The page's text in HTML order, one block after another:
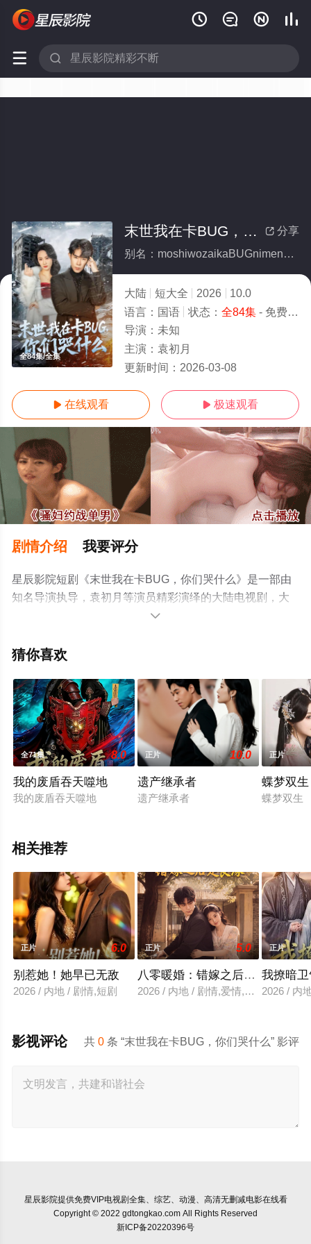
   
 
全84集/全集
 分享
末世我在卡BUG，你们哭什么(全集)
别名：moshiwozaikaBUGnimenkushime
大陆 短大全 2026
10.0
语言： 国语 状态： 全84集- 免费在线观看
导演： 未知
主演： 袁初月
更新时间： 2026-03-08
 在线观看  极速观看
剧情介绍 我要评分
星辰影院短剧《末世我在卡BUG，你们哭什么》是一部由
知名导演执导，袁初月等演员精彩演绎的大陆电视剧，大
结局剧情已揭晓（全84集），手机免费观看高清未删减完
瓣电视剧、电视猫或剧情网等平台了解。

猜你喜欢
全71集 8.0
我的废盾吞天噬地
我的废盾吞天噬地
正片 10.0
遗产继承者
遗产继承者
正片
蝶梦双生
蝶梦双生
相关推荐
正片 6.0
别惹她！她早已无敌
2026 / 内地 / 剧情,短剧
正片 5.0
八零暖婚：错嫁之后是良缘
2026 / 内地 / 剧情,爱情,短片,短剧
正片
我撩暗
2026 / 内
共0 条 “末世我在卡BUG，你们哭什么” 影评
影视评论
星辰影院提供免费VIP电视剧全集、综艺、动漫、高清无删减电影在线看
Copyright © 2022 gdtongkao.com All Rights Reserved
新ICP备20220396号